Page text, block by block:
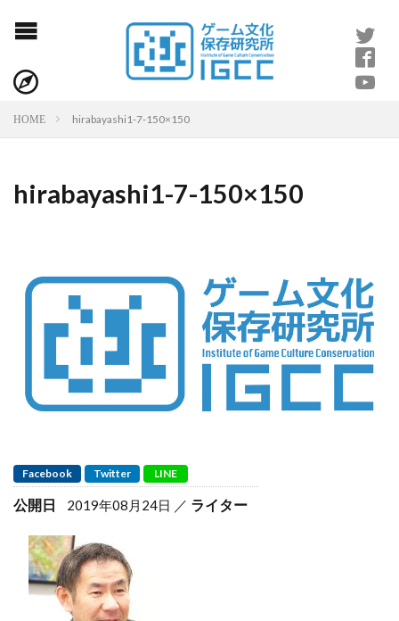
HOME hirabayashi1-7-150×150
hirabayashi1-7-150×150
Facebook Twitter LINE
公開日 2019年08月24日 ライター